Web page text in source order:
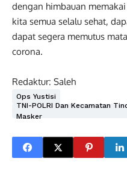
dengan himbauan
kita semua selalu sehat,
dapat segera memutus
corona.
Redaktur: Saleh
Ops Yustisi
TNI-POLRI Dan Kecamatan
Masker